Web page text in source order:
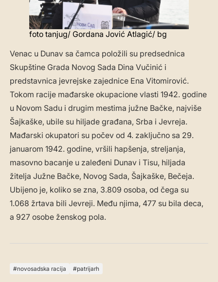
foto tanjug/ Gordana Jović Atlagić/ bg
Venac u Dunav sa čamca položili su predsednica
Skupštine Grada Novog Sada Dina Vučinić i
predstavnica jevrejske zajednice Ena Vitomirović.
Tokom racije mađarske okupacione vlasti 1942. godine
u Novom Sadu i drugim mestima južne Bačke, najviše
Šajkaške, ubile su hiljade građana, Srba i Jevreja.
Mađarski okupatori su počev od 4. zaključno sa 29.
januarom 1942. godine, vršili hapšenja, streljanja,
masovno bacanje u zaleđeni Dunav i Tisu, hiljada
žitelja Južne Bačke, Novog Sada, Šajkaške, Bečeja.
Ubijeno je, koliko se zna, 3.809 osoba, od čega su
1.068 žrtava bili Jevreji. Među njima, 477 su bila deca,
a 927 osobe ženskog pola.
novosadska racija patrijarh